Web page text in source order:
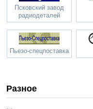
Псковский завод
радиодеталей
Пьезо-спецпоставка
Разное